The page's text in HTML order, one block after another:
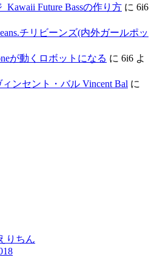
Future Bassの作り方 に 6i6
チリビーンズ(内外ガールポッ
が動くロボットになる に 6i6 よ
ンセント・バル Vincent Bal に
りちん